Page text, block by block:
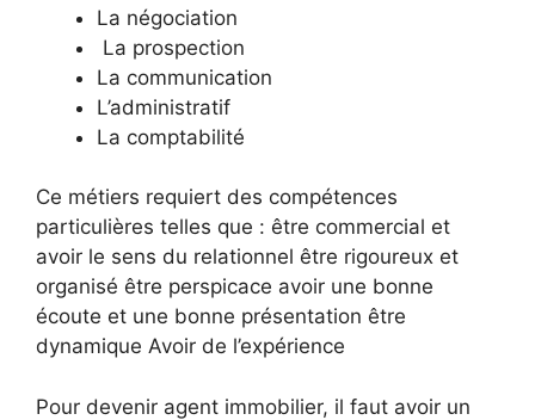
La négociation
La prospection
La communication
L’administratif
La comptabilité
Ce métiers requiert des compétences
particulières telles que : être commercial et
avoir le sens du relationnel être rigoureux et
organisé être perspicace avoir une bonne
écoute et une bonne présentation être
dynamique Avoir de l’expérience
Pour devenir agent immobilier, il faut avoir un